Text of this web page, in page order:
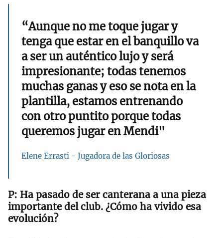
“Aunque no me toque jugar y
tenga que estar en el banquillo va
a ser un auténtico lujo y será
impresionante; todas tenemos
muchas ganas y eso se nota en la
plantilla, estamos entrenando
con otro puntito porque todas
queremos jugar en Mendi"
Elene Errasti - Jugadora de las Gloriosas
Ha pasado de ser canterana a una pieza
importante del club. ¿Cómo ha vivido esa
evolución?